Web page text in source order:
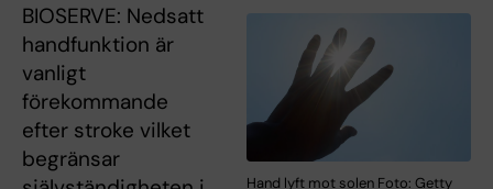
Hand lyft mot solen Foto: Getty
BIOSERVE: Nedsatt
handfunktion är
vanligt
förekommande
efter stroke vilket
begränsar